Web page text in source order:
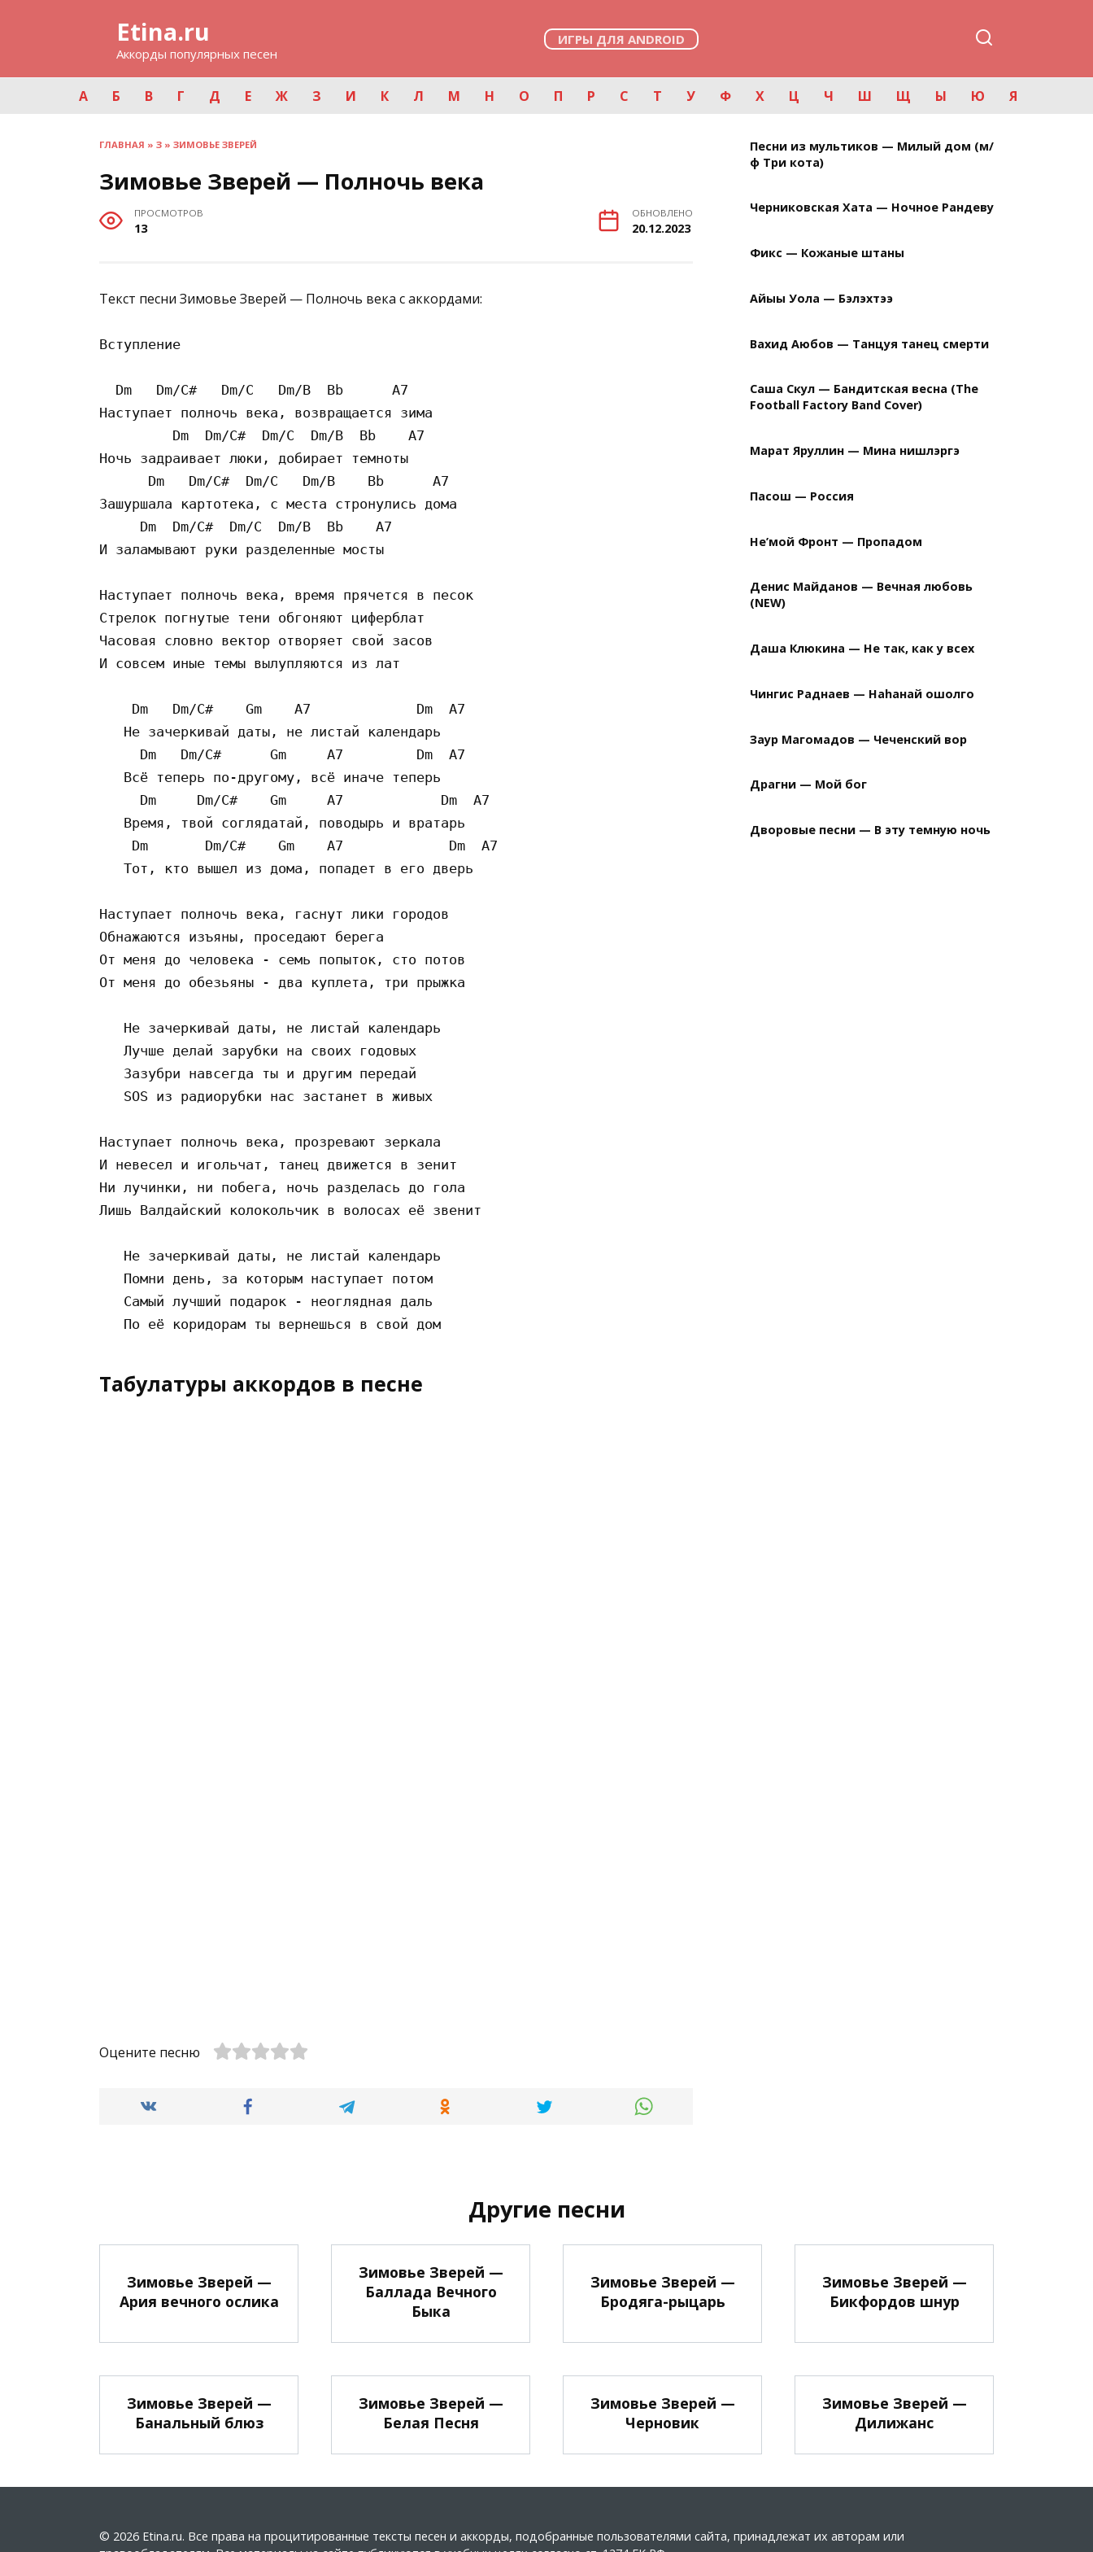
Etina.ru
Аккорды популярных песен
ИГРЫ ДЛЯ ANDROID
А Б В Г Д Е Ж З И К Л М Н О П Р С Т У Ф Х Ц Ч Ш Щ Ы Ю Я
ГЛАВНАЯ » З » ЗИМОВЬЕ ЗВЕРЕЙ
Зимовье Зверей — Полночь века
ПРОСМОТРОВ
13
ОБНОВЛЕНО
20.12.2023
Текст песни Зимовье Зверей — Полночь века с аккордами:
Вступление
  Dm   Dm/C#   Dm/C   Dm/B  Bb      A7
Наступает полночь века, возвращается зима
         Dm  Dm/C#  Dm/C  Dm/B  Bb    A7
Ночь задраивает люки, добирает темноты
      Dm   Dm/C#  Dm/C   Dm/B    Bb      A7
Зашуршала картотека, с места стронулись дома
     Dm  Dm/C#  Dm/C  Dm/B  Bb    A7
И заламывают руки разделенные мосты
Наступает полночь века, время прячется в песок
Стрелок погнутые тени обгоняют циферблат
Часовая словно вектор отворяет свой засов
И совсем иные темы вылупляются из лат
    Dm   Dm/C#    Gm    A7             Dm  A7
   Не зачеркивай даты, не листай календарь
     Dm   Dm/C#      Gm     A7         Dm  A7
   Всё теперь по-другому, всё иначе теперь
     Dm     Dm/C#    Gm     A7            Dm  A7
   Время, твой соглядатай, поводырь и вратарь
    Dm       Dm/C#    Gm    A7             Dm  A7
   Тот, кто вышел из дома, попадет в его дверь
Наступает полночь века, гаснут лики городов
Обнажаются изъяны, проседают берега
От меня до человека - семь попыток, сто потов
От меня до обезьяны - два куплета, три прыжка
   Не зачеркивай даты, не листай календарь
   Лучше делай зарубки на своих годовых
   Зазубри навсегда ты и другим передай
   SOS из радиорубки нас застанет в живых
Наступает полночь века, прозревают зеркала
И невесел и игольчат, танец движется в зенит
Ни лучинки, ни побега, ночь разделась до гола
Лишь Валдайский колокольчик в волосах её звенит
   Не зачеркивай даты, не листай календарь
   Помни день, за которым наступает потом
   Самый лучший подарок - неоглядная даль
Табулатуры аккордов в песне
Оцените песню
Песни из мультиков — Милый дом (м/
ф Три кота)
Черниковская Хата — Ночное Рандеву
Фикс — Кожаные штаны
Айыы Уола — Бэлэхтээ
Вахид Аюбов — Танцуя танец смерти
Саша Скул — Бандитская весна (The
Football Factory Band Cover)
Марат Яруллин — Мина нишлэргэ
Пасош — Россия
Не’мой Фронт — Пропадом
Денис Майданов — Вечная любовь
(NEW)
Даша Клюкина — Не так, как у всех
Чингис Раднаев — Наhанай ошолго
Заур Магомадов — Чеченский вор
Драгни — Мой бог
Дворовые песни — В эту темную ночь
Другие песни
Зимовье Зверей —
Ария вечного ослика
Зимовье Зверей —
Баллада Вечного
Быка
Зимовье Зверей —
Бродяга-рыцарь
Зимовье Зверей —
Бикфордов шнур
Зимовье Зверей —
Банальный блюз
Зимовье Зверей —
Белая Песня
Зимовье Зверей —
Черновик
Зимовье Зверей —
Дилижанс
© 2026 Etina.ru. Все права на процитированные тексты песен и аккорды, подобранные пользователями сайта, принадлежат их авторам или